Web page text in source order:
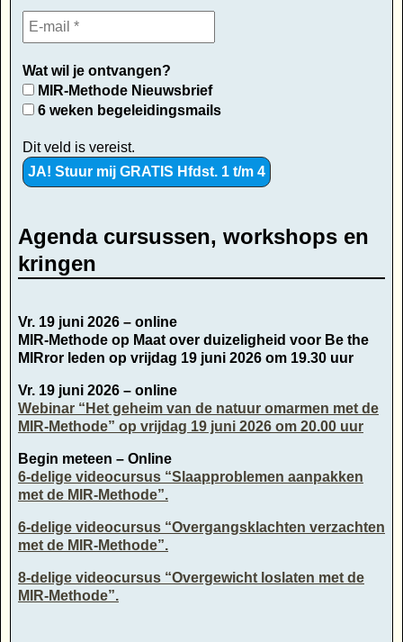
Wat wil je ontvangen?
MIR-Methode Nieuwsbrief
6 weken begeleidingsmails
Dit veld is vereist.
Agenda cursussen, workshops en
kringen
Vr. 19 juni 2026 – online
MIR-Methode op Maat over duizeligheid voor Be the
MIRror leden op vrijdag 19 juni 2026 om 19.30 uur
Vr. 19 juni 2026 – online
Webinar “Het geheim van de natuur omarmen met de
MIR-Methode” op vrijdag 19 juni 2026 om 20.00 uur
Begin meteen – Online
6-delige videocursus “Slaapproblemen aanpakken
met de MIR-Methode”.
6-delige videocursus “Overgangsklachten verzachten
met de MIR-Methode”.
8-delige videocursus “Overgewicht loslaten met de
MIR-Methode”.